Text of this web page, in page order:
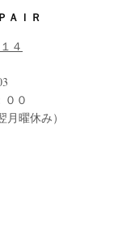
ＡＩＲ
４
０
曜休み）